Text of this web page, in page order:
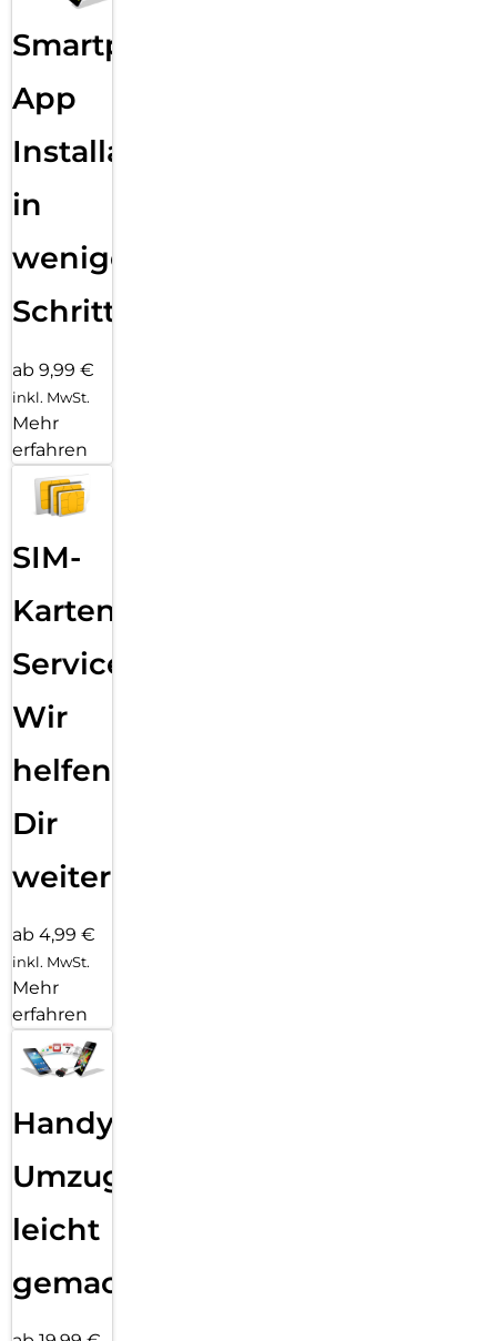
Smartphone
App
Installation
in
wenigen
Schritten
ab 9,99 €
inkl. MwSt.
Mehr
erfahren
SIM-
Karten
Service:
Wir
helfen
Dir
weiter
ab 4,99 €
inkl. MwSt.
Mehr
erfahren
Handy
Umzug
leicht
gemacht!